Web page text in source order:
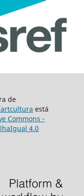
de
está
Commons -
4.0